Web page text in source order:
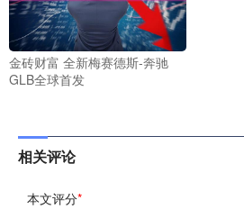
金砖财富 全新梅赛德斯-奔驰
GLB全球首发
相关评论
本文评分*